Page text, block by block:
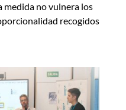
medida no vulnera los
recogidos